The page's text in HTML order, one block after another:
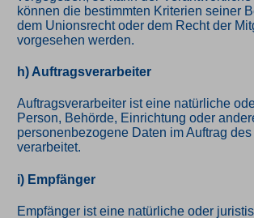
können die bestimmten Kriterien seiner
dem Unionsrecht oder dem Recht der
vorgesehen werden.
h) Auftragsverarbeiter
Auftragsverarbeiter ist eine natürliche
Person, Behörde, Einrichtung oder
personenbezogene Daten im Auftrag
verarbeitet.
i) Empfänger
Empfänger ist eine natürliche oder